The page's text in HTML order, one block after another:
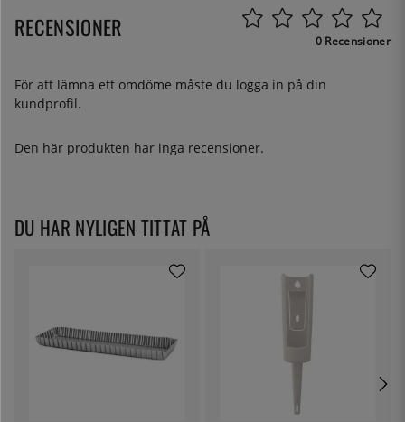
RECENSIONER 0 Recensioner
För att lämna ett omdöme måste du logga in på din
kundprofil.
Den här produkten har inga recensioner.
DU HAR NYLIGEN TITTAT PÅ